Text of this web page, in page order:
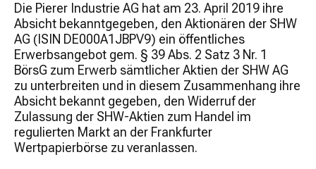
Die Pierer Industrie AG hat am 23. April 2019 ihre
Absicht bekanntgegeben, den Aktionären der SHW
AG (ISIN DE000A1JBPV9) ein öffentliches
Erwerbsangebot gem. § 39 Abs. 2 Satz 3 Nr. 1
BörsG zum Erwerb sämtlicher Aktien der SHW AG
zu unterbreiten und in diesem Zusammenhang ihre
Absicht bekannt gegeben, den Widerruf der
Zulassung der SHW-Aktien zum Handel im
regulierten Markt an der Frankfurter
Wertpapierbörse zu veranlassen.